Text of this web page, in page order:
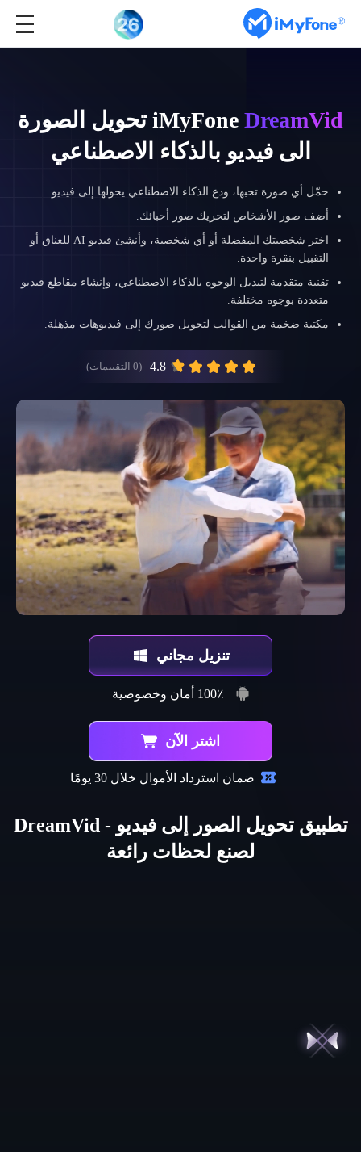
iMyFone DreamVid
تحويل الصورة
الى فيديو بالذكاء الاصطناعي
حمّل أي صورة تحبها، ودع الذكاء الاصطناعي يحولها إلى فيديو.
أضف صور الأشخاص لتحريك صور أحبائك.
اختر شخصيتك المفضلة أو أي شخصية، وأنشئ فيديو AI للعناق أو
التقبيل بنقرة واحدة.
تقنية متقدمة لتبديل الوجوه بالذكاء الاصطناعي، وإنشاء مقاطع فيديو
متعددة بوجوه مختلفة.
مكتبة ضخمة من القوالب لتحويل صورك إلى فيديوهات مذهلة.
4.8 (0 التقييمات)
تنزيل مجاني
اشتر الآن
100٪ أمان وخصوصية
ضمان استرداد الأموال خلال 30 يومًا
تطبيق تحويل الصور إلى فيديو - DreamVid
لصنع لحظات رائعة